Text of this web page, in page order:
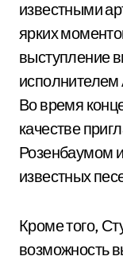
известными
ярких
выступление
Во время
качестве
Розенбаумом
известных
Кроме того,
возможность